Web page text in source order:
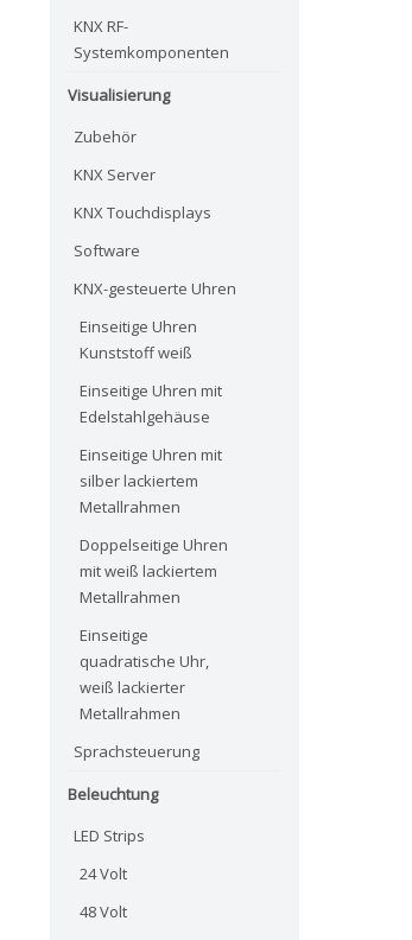
KNX RF-
Systemkomponenten
Visualisierung
Zubehör
KNX Server
KNX Touchdisplays
Software
KNX-gesteuerte Uhren
Einseitige Uhren
Kunststoff weiß
Einseitige Uhren mit
Edelstahlgehäuse
Einseitige Uhren mit
silber lackiertem
Metallrahmen
Doppelseitige Uhren
mit weiß lackiertem
Metallrahmen
Einseitige
quadratische Uhr,
weiß lackierter
Metallrahmen
Sprachsteuerung
Beleuchtung
LED Strips
24 Volt
48 Volt